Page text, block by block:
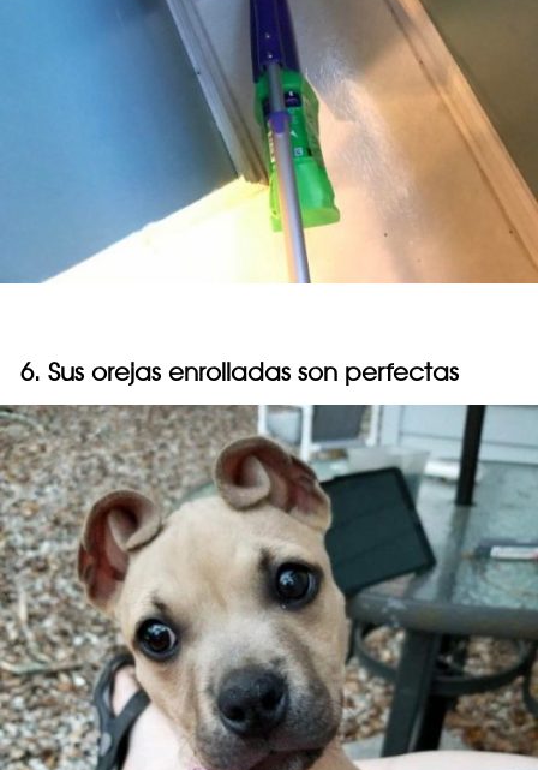
6. Sus orejas enrolladas son perfectas